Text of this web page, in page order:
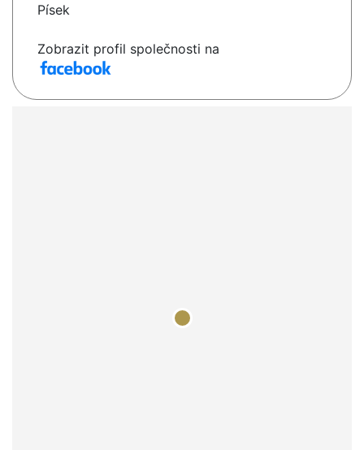
Písek
Zobrazit profil společnosti na